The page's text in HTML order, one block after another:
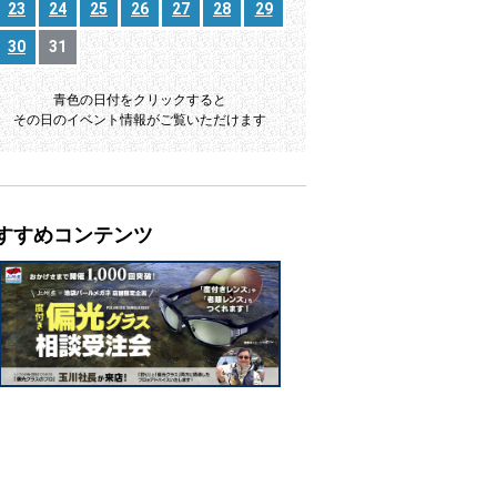
23 24 25 26 27 28 29
30 31
青色の日付をクリックすると
その日のイベント情報がご覧いただけます
すめコンテンツ